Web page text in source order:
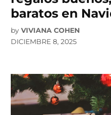
baratos en
by VIVIANA COHEN
DICIEMBRE 8, 2025